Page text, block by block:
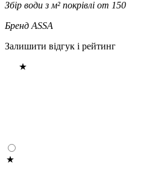
Збір води з м² покрівлі от 150
Бренд ASSA
Залишити відгук і рейтинг